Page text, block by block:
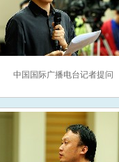
中国国际广播电台记者提问